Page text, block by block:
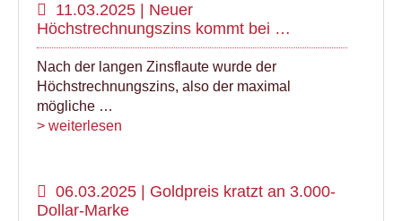
11.03.2025 | Neuer
Höchstrechnungszins kommt bei …
Nach der langen Zinsflaute wurde der
Höchstrechnungszins, also der maximal
mögliche …
> weiterlesen
06.03.2025 | Goldpreis kratzt an 3.000-
Dollar-Marke